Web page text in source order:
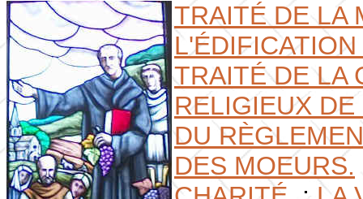
TRAITÉ DE LA
TRAITÉ DE LA
RELIGIEUX
DU
DES MOEURS.